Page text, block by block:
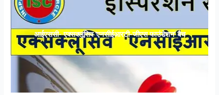
आईएससी- एक्सक्लूसिव 'एनसीईआरटी-जीएस फाउंडेशन' बैच